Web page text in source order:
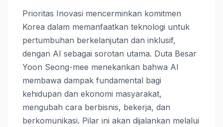
Prioritas Inovasi mencerminkan komitmen
Korea dalam memanfaatkan teknologi untuk
pertumbuhan berkelanjutan dan inklusif,
dengan AI sebagai sorotan utama. Duta Besar
Yoon Seong-mee menekankan bahwa AI
membawa dampak fundamental bagi
kehidupan dan ekonomi masyarakat,
mengubah cara berbisnis, bekerja, dan
berkomunikasi. Pilar ini akan dijalankan melalui